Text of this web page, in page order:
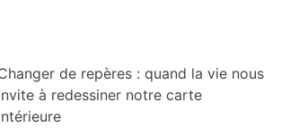
de repères : quand la vie nous
à redessiner notre carte